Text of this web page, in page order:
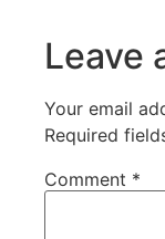
Leave
Your email
Required
Comment *